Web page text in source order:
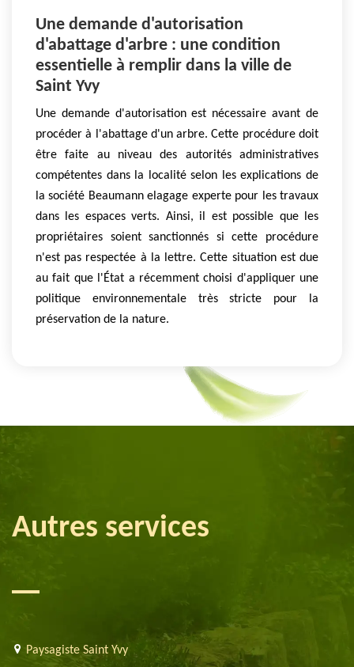
Une demande d'autorisation
d'abattage d'arbre : une condition
essentielle à remplir dans la ville de
Saint Yvy
Une demande d'autorisation est nécessaire avant de
procéder à l'abattage d'un arbre. Cette procédure doit
être faite au niveau des autorités administratives
compétentes dans la localité selon les explications de
la société Beaumann elagage experte pour les travaux
dans les espaces verts. Ainsi, il est possible que les
propriétaires soient sanctionnés si cette procédure
n'est pas respectée à la lettre. Cette situation est due
au fait que l'État a récemment choisi d'appliquer une
politique environnementale très stricte pour la
préservation de la nature.
Autres services
Paysagiste Saint Yvy